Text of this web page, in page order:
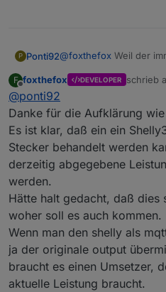
P Ponti92@foxthefox Weil der
auch von kompletter
Da ja der Shelly
des Hauses misst, darf
behandeln wie einen
zurzeit und dann kann
pendeln, oder wie bei
einfach der Wert vom
Grundlast ist aber
Hälfte der geforderten
Bei manchen springt es
Anfang und bei
Sagen wir du
noch nichts ein. Dann
Hier ist das log als ich
Spoiler
Und hier beim
Weiß nicht ob da was
EInträge in wenigen
F
Offline
foxthefox DEVELOPER schrieb
zuletzt
@ponti92
Danke für die Aufklärung
Es ist klar, daß ein ein
Stecker behandelt werden
derzeitig abgegebene
werden.
Hätte halt gedacht, daß dies
woher soll es auch kommen.
Wenn man den shelly als
ja der originale output
braucht es einen Umsetzer,
aktuelle Leistung braucht.